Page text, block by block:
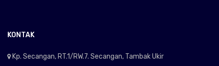
KONTAK
Kp. Secangan, RT.1/RW.7. Secangan, Tambak Ukir